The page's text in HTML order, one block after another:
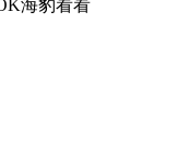
海豹看看